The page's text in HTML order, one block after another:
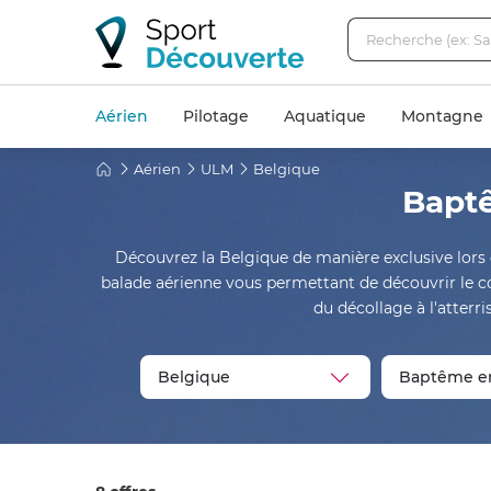
Aérien Pilotage Aquatique Montagne
Aérien ULM Belgique
Découvrez la Belgique de manière exclusive
balade aérienne vous permettant de découvrir le
du décollage à